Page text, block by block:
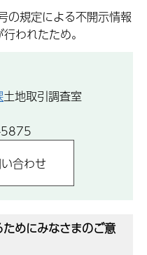
の規定による不開示情報
われたため。
土地取引調査室
5875
めにみなさまのご意